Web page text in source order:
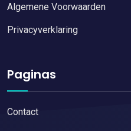
Algemene Voorwaarden
Privacyverklaring
Paginas
Contact